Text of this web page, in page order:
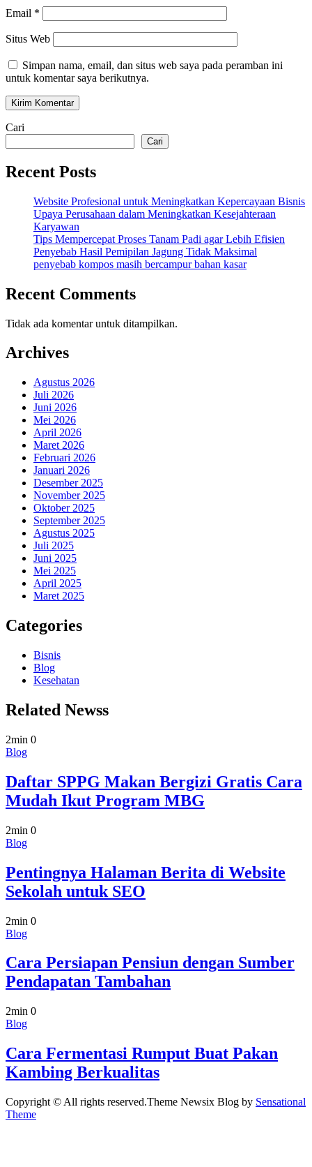
Email *
Situs Web
Simpan nama, email, dan situs web saya pada peramban ini
untuk komentar saya berikutnya.
Cari
Cari
Recent Posts
Website Profesional untuk Meningkatkan Kepercayaan Bisnis
Upaya Perusahaan dalam Meningkatkan Kesejahteraan
Karyawan
Tips Mempercepat Proses Tanam Padi agar Lebih Efisien
Penyebab Hasil Pemipilan Jagung Tidak Maksimal
penyebab kompos masih bercampur bahan kasar
Recent Comments
Tidak ada komentar untuk ditampilkan.
Archives
Agustus 2026
Juli 2026
Juni 2026
Mei 2026
April 2026
Maret 2026
Februari 2026
Januari 2026
Desember 2025
November 2025
Oktober 2025
September 2025
Agustus 2025
Juli 2025
Juni 2025
Mei 2025
April 2025
Maret 2025
Categories
Bisnis
Blog
Kesehatan
Related Newss
2min 0
Blog
Daftar SPPG Makan Bergizi Gratis Cara
Mudah Ikut Program MBG
2min 0
Blog
Pentingnya Halaman Berita di Website
Sekolah untuk SEO
2min 0
Blog
Cara Persiapan Pensiun dengan Sumber
Pendapatan Tambahan
2min 0
Blog
Cara Fermentasi Rumput Buat Pakan
Kambing Berkualitas
Copyright © All rights reserved.Theme Newsix Blog by Sensational
Theme